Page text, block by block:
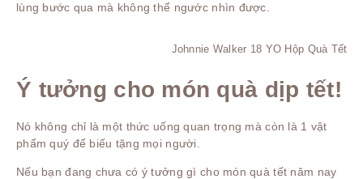
lùng bước qua mà không thể ngước nhìn được.
Johnnie Walker 18 YO Hộp Quà Tết
Ý tưởng cho món quà dịp tết!
Nó không chỉ là một thức uống quan trọng mà còn là 1 vật
phẩm quý để biếu tặng mọi người.
Nếu bạn đang chưa có ý tưởng gì cho món quà tết năm nay